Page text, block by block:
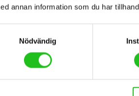
annan information som du har
Nödvändig
bakväxel
kombinerar låg
den smidig och tyst växling även i